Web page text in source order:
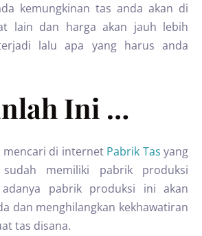
kemungkinan tas anda akan di
lain dan harga akan jauh lebih
lalu apa yang harus anda
Ini …
mencari di internet Pabrik Tas yang
memiliki pabrik produksi
pabrik produksi ini akan
dan menghilangkan kekhawatiran
tas disana.